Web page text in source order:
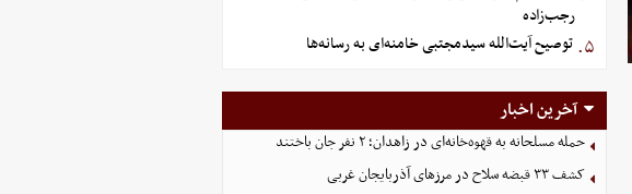
رجب‌زاده
۵. توصیح آیت‌الله سیدمجتبی خامنه‌ای به رسانه‌ها
آخرین اخبار
حمله مسلحانه به قهوه‌خانه‌ای در زاهدان؛ ۲ نفر جان باختند
کشف ۳۳ قبضه سلاح در مرزهای آذربایجان غربی